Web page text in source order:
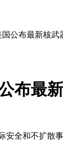
公布最新核武
布最
安全和不扩散